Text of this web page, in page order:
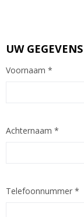
UW GEGEVENS
Voornaam *
Achternaam *
Telefoonnummer *